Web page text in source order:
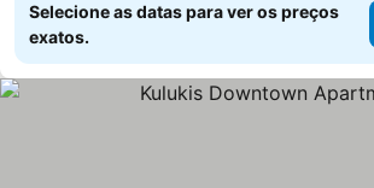
Selecione as datas para ver os preços
exatos.